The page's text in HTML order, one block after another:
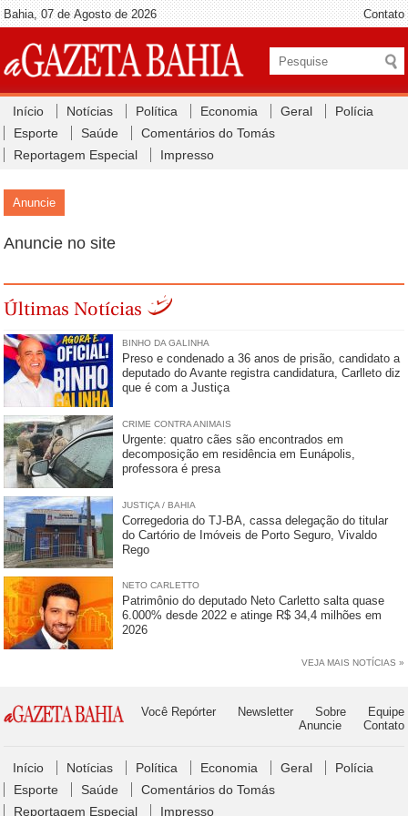
Bahia, 07 de Agosto de 2026 Contato
Início Notícias Política Economia Geral
Polícia
Esporte
Saúde
Comentários do Tomás
Reportagem Especial
Impresso
Anuncie
Anuncie no site
Últimas Notícias
BINHO DA GALINHA
Preso e condenado a 36 anos de prisão, candidato a
deputado do Avante registra candidatura, Carlleto diz
que é com a Justiça
CRIME CONTRA ANIMAIS
Urgente: quatro cães são encontrados em
decomposição em residência em Eunápolis,
professora é presa
JUSTIÇA / BAHIA
Corregedoria do TJ-BA, cassa delegação do titular
do Cartório de Imóveis de Porto Seguro, Vivaldo
Rego
NETO CARLETTO
Patrimônio do deputado Neto Carletto salta quase
6.000% desde 2022 e atinge R$ 34,4 milhões em
2026
VEJA MAIS NOTÍCIAS »
Você Repórter Newsletter Sobre
Equipe
Anuncie
Contato
Início Notícias Política Economia Geral
Polícia
Esporte
Saúde
Comentários do Tomás
Reportagem Especial
Impresso